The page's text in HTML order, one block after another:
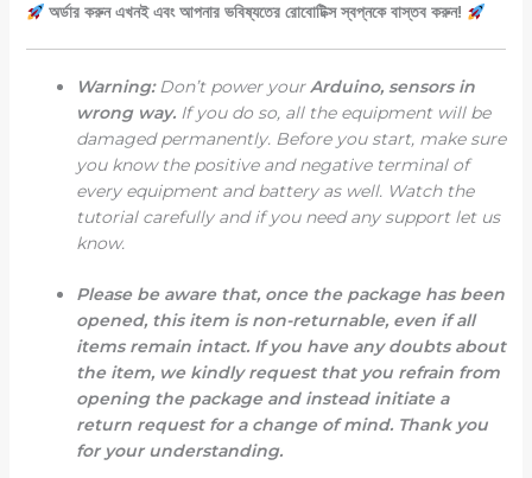
অর্ডার করুন এখনই এবং আপনার ভবিষ্যতের রোবোটিক্স স্বপ্নকে বাস্তব করুন!
Warning:Don’t power yourArduino, sensors in
wrong way.If you do so, all the equipment will be
damaged permanently. Before you start, make sure
you know the positive and negative terminal of
every equipment and battery as well. Watch the
tutorial carefully and if you need any support let us
know.
Please be aware that, once the package has been
opened, this item is non-returnable, even if all
items remain intact. If you have any doubts about
the item, we kindly request that you refrain from
opening the package and instead initiate a
return request for a change of mind. Thank you
for your understanding.